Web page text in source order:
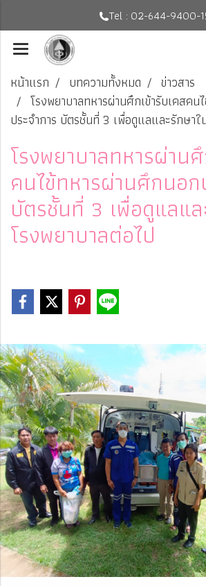
Tel : 02-644-9400-
หน้าแรก บทความทั้งหมด
ข่าวสาร
โรงพยาบาลทหารผ่านศึกเข้ารับเคสค
ประจำการ บัตรชั้นที่ 3 เพื่อดูแลและรักษาใ
โรงพยาบาลทหารผ่าน
คนไข้ทหารผ่านศึกนอก
บัตรชั้นที่ 3 เพื่อดูแลแล
โรงพยาบาลต่อไป